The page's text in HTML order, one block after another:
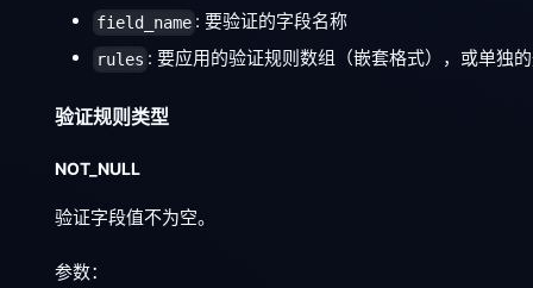
field_name : 要验证的字段名称
rules : 要应用的验证规则数组（嵌套格式），或单独
验证规则类型
NOT_NULL
验证字段值不为空。
参数：